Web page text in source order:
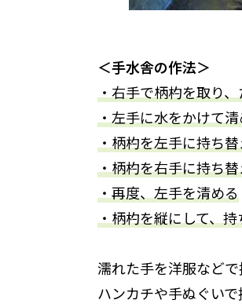
＜手水舎の作法＞
・右手で柄杓を取り
・左手に水をかけて清
・柄杓を左手に持ち
・柄杓を右手に持ち
・再度、左手を清める
・柄杓を縦にして、
濡れた手を洋服など
ハンカチや手ぬぐいで